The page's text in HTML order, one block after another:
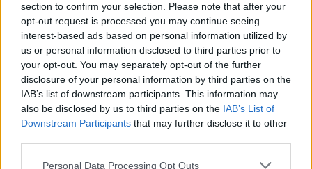
section to confirm your selection. Please note that after your
opt-out request is processed you may continue seeing
interest-based ads based on personal information utilized by
us or personal information disclosed to third parties prior to
your opt-out. You may separately opt-out of the further
disclosure of your personal information by third parties on the
IAB’s list of downstream participants. This information may
also be disclosed by us to third parties on the IAB’s List of
Downstream Participants that may further disclose it to other
Please note that this website/app uses one or more Google
Personal Data Processing Opt Outs
Hozzászólások